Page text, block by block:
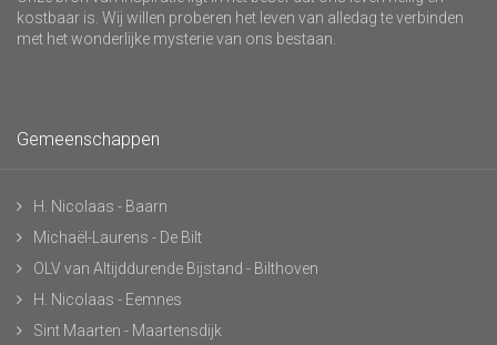
kostbaar is. Wij willen proberen het leven van alledag te verbinden
met het wonderlijke mysterie van ons bestaan.
Gemeenschappen
H. Nicolaas - Baarn
Michaël-Laurens - De Bilt
OLV van Altijddurende Bijstand - Bilthoven
H. Nicolaas - Eemnes
Sint Maarten - Maartensdijk